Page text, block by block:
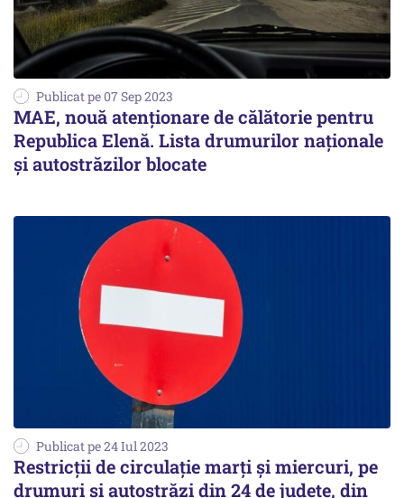
Publicat pe 07 Sep 2023
MAE, nouă atenționare de călătorie pentru
Republica Elenă. Lista drumurilor naționale
și autostrăzilor blocate
Publicat pe 24 Iul 2023
Restricții de circulație marți și miercuri, pe
drumuri și autostrăzi din 24 de județe, din